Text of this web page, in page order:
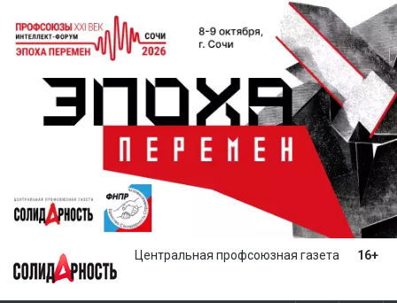
Центральная профсоюзная газета 16+